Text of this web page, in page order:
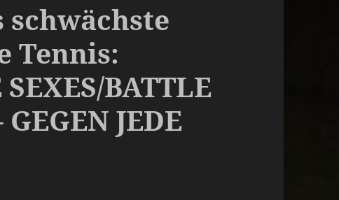
schwächste
Tennis:
BATTLE
JEDE